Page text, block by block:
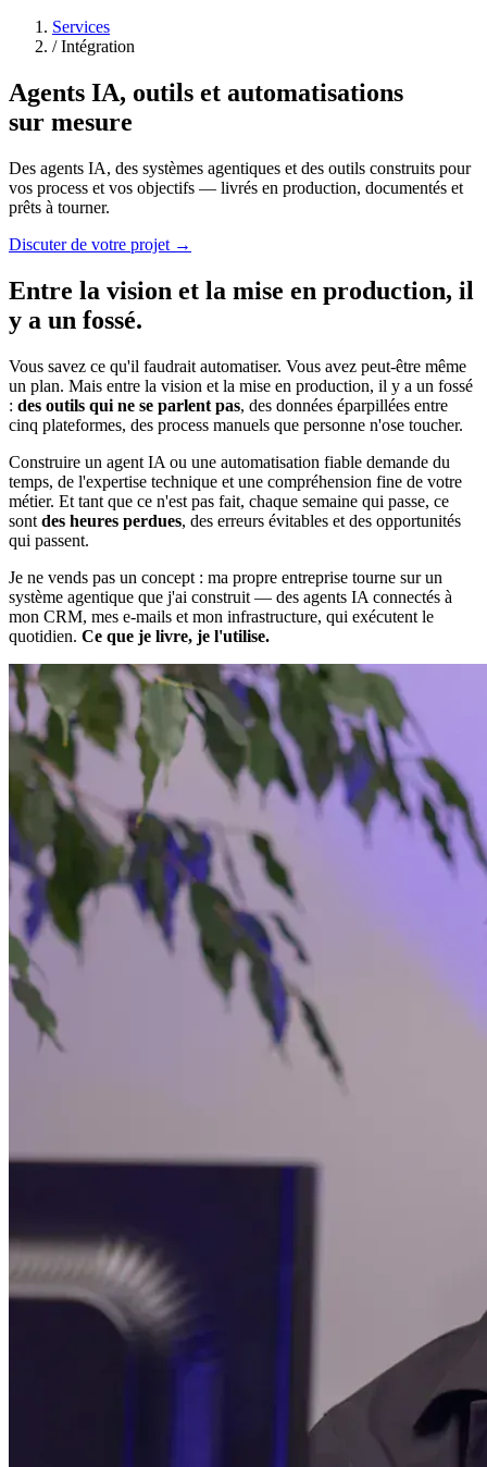
Services
/Intégration
Agents IA, outils et automatisations
sur mesure
Des agents IA, des systèmes agentiques et des outils construits pour
vos process et vos objectifs — livrés en production, documentés et
prêts à tourner.
Discuter de votre projet →
Entre la vision et la mise en production, il
y a un fossé.
Vous savez ce qu'il faudrait automatiser. Vous avez peut-être même
un plan. Mais entre la vision et la mise en production, il y a un fossé
: des outils qui ne se parlent pas, des données éparpillées entre
cinq plateformes, des process manuels que personne n'ose toucher.
Construire un agent IA ou une automatisation fiable demande du
temps, de l'expertise technique et une compréhension fine de votre
métier. Et tant que ce n'est pas fait, chaque semaine qui passe, ce
sont des heures perdues, des erreurs évitables et des opportunités
qui passent.
Je ne vends pas un concept : ma propre entreprise tourne sur un
système agentique que j'ai construit — des agents IA connectés à
mon CRM, mes e-mails et mon infrastructure, qui exécutent le
quotidien. Ce que je livre, je l'utilise.